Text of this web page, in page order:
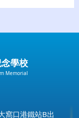
學校
Memorial
窩口港鐵站B出